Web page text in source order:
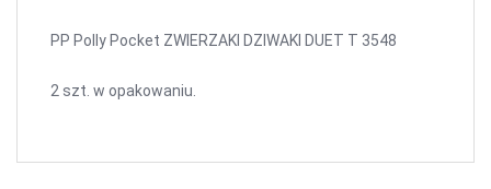
PP Polly Pocket ZWIERZAKI DZIWAKI DUET T 3548
2 szt. w opakowaniu.